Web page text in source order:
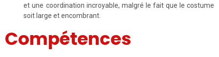
et une coordination incroyable, malgré le fait que le costume
soit large et encombrant.
Compétences